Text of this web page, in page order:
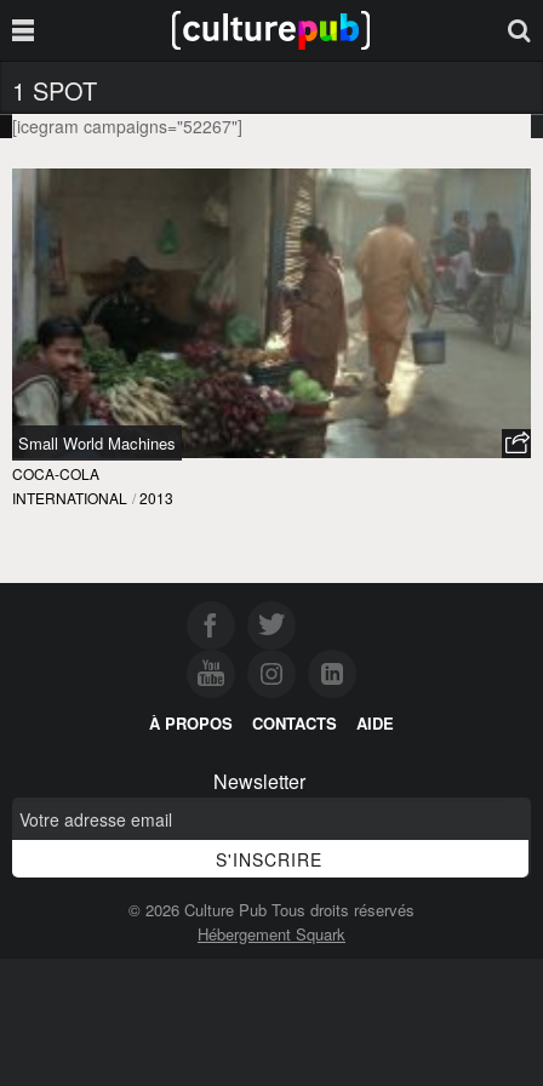
1 SPOT
[icegram campaigns="52267"]
Small World Machines
COCA-COLA
INTERNATIONAL / 2013
À PROPOS CONTACTS AIDE
Newsletter
© 2026 Culture Pub Tous droits réservés
Hébergement Squark